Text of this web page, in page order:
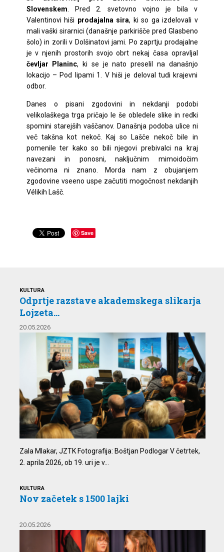
Slovenskem. Pred 2. svetovno vojno je bila v
Valentinovi hiši prodajalna sira, ki so ga izdelovali v
mali vaški sirarnici (današnje parkirišče pred Glasbeno
šolo) in zorili v Dolšinatovi jami. Po zaprtju prodajalne
je v njenih prostorih svojo obrt nekaj časa opravljal
čevljar Planinc, ki se je nato preselil na današnjo
lokacijo – Pod lipami 1. V hiši je deloval tudi krajevni
odbor.
Danes o pisani zgodovini in nekdanji podobi
velikolaškega trga pričajo le še obledele slike in redki
spomini starejših vaščanov. Današnja podoba ulice ni
več takšna kot nekoč. Kaj so Lašče nekoč bile in
pomenile ter kako so bili njegovi prebivalci na kraj
navezani in ponosni, naključnim mimoidočim
večinoma ni znano. Morda nam z obujanjem
zgodovine vseeno uspe začutiti mogočnost nekdanjih
Vélikih Lašč.
Save
KULTURA
Odprtje razstave akademskega slikarja
Lojzeta...
20.05.2026
Zala Mlakar, JZTK Fotografija: Boštjan Podlogar V četrtek,
2. aprila 2026, ob 19. uri je v...
KULTURA
Nov začetek s 1500 lajki
20.05.2026